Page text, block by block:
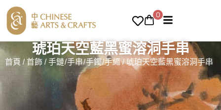
0
琥珀天空藍黑蜜溶洞手串
首頁 /首飾/手鏈/手串/手鐲/手繩/ 琥珀天空藍黑蜜溶洞手串